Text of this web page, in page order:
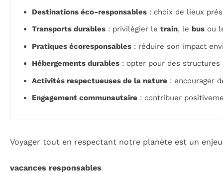
Destinations éco-responsables : choix de lieux
Transports durables : privilégier le train, le bus ou
Pratiques écoresponsables : réduire son impact
Hébergements durables : opter pour des
Activités respectueuses de la nature : encourager
Engagement communautaire : contribuer
Voyager tout en respectant notre planète est un
vacances responsables